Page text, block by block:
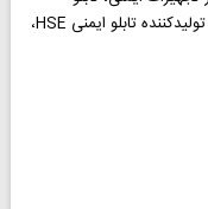
ممنوعیت ورود افراد غیرمجاز، تابلو No Smoking، تولیدکننده تابلو ایمنی HSE،